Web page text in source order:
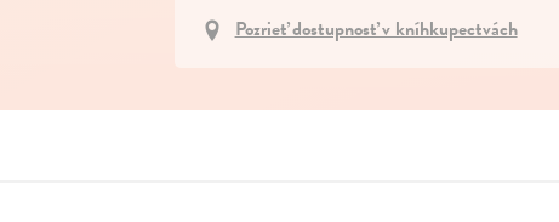
Pozrieť dostupnosť v kníhkupectvách